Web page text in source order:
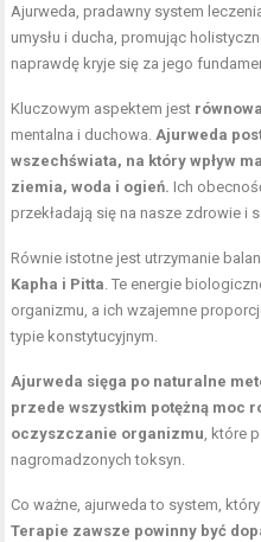
Ajurweda, pradawny system
umysłu i ducha, promując
naprawdę kryje się za jego
Kluczowym aspektem jest
mentalna i duchowa. Ajurweda
wszechświata, na który wpływ
ziemia, woda i ogień. Ich
przekładają się na nasze zdrowie i
Równie istotne jest utrzymanie
Kapha i Pitta . Te energie
organizmu, a ich wzajemne
typie konstytucyjnym.
Ajurweda sięga po naturalne
przede wszystkim potężną moc
oczyszczanie organizmu , które
nagromadzonych toksyn.
Co ważne, ajurweda to system,
Terapie zawsze powinny być